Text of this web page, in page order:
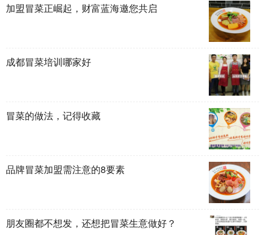
加盟冒菜正崛起，财富蓝海邀您共启
成都冒菜培训哪家好
冒菜的做法，记得收藏
品牌冒菜加盟需注意的8要素
朋友圈都不想发，还想把冒菜生意做好？